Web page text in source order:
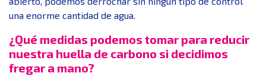
una enorme cantidad de agua.
¿Qué medidas podemos tomar para reducir
nuestra huella de carbono si decidimos
fregar a mano?